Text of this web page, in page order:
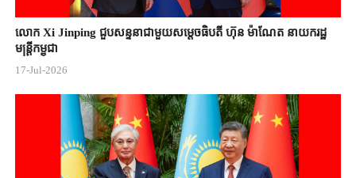
លោក Xi Jinping ជួបសន្ទនាជាមួយសម្តេចធិបតី ហ៊ុន ម៉ាណែត នាយករដ្ឋ
មន្ត្រីកម្ពុជា
17-Jul-2026